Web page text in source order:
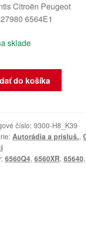
Citroën Peugeot
6564E1
sklade
do košíka
číslo: 9300-H8_K39
Autorádia a prísluš.,
6560Q4, 6560XR, 65640,